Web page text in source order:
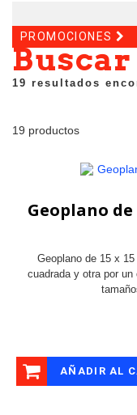
PROMOCIONES
19 resultados
19 productos
Geoplano de
Geoplano de 15 x
cuadrada y otra por
AÑADIR AL